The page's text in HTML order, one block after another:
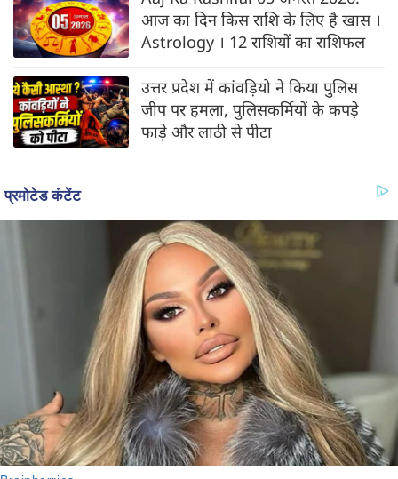
आज का दिन किस राशि के लिए है खास ।
Astrology । 12 राशियों का राशिफल
उत्तर प्रदेश में कांवड़ियो ने किया पुलिस
जीप पर हमला, पुलिसकर्मियों के कपड़े
फाड़े और लाठी से पीटा